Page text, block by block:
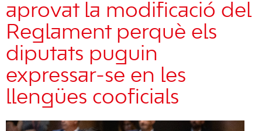
aprovat la modificació del
Reglament perquè els
diputats puguin
expressar-se en les
llengües cooficials